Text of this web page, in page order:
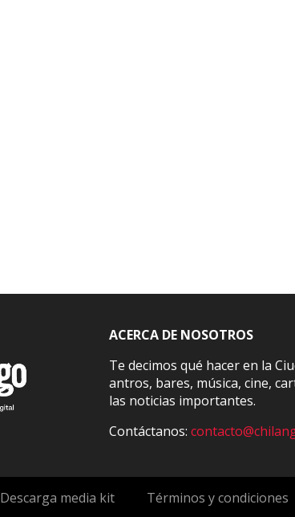
ACERCA DE NOSOTROS
Te decimos qué hacer en la
antros, bares, música, cine,
las noticias importantes.
Contáctanos:
Descarga media kit Términos y condiciones